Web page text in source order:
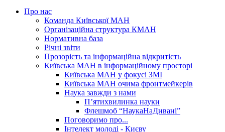
Про нас
Команда Київської МАН
Організаційна структура КМАН
Нормативна база
Річні звіти
Прозорість та інформаційна відкритість
Київська МАН в інформаційному просторі
Київська МАН у фокусі ЗМІ
Київська МАН очима фронтмейкерів
Наука завжди з нами
П’ятихвилинка науки
Флешмоб “НаукаНаДивані”
Поговоримо про...
Інтелект молоді - Києву